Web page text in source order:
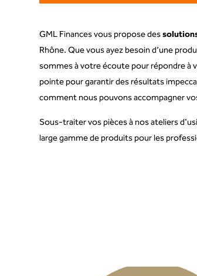
GML Finances vous propose des
Rhône. Que vous ayez besoin d’une
sommes à votre écoute pour répondre
pointe pour garantir des résultats
comment nous pouvons accompagner
Sous-traiter vos pièces à nos ateliers
large gamme de produits pour les